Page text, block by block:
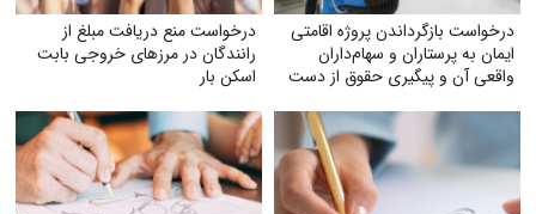
درخواست بازگرداندن پروژه اقامتی
ایمان به پرستاران و سهام‌داران
واقعی آن و پیگیری حقوق از دست
درخواست منع دریافت مبلغ از
رانندگان در مرزهای خروجی بابت
اسکن بار